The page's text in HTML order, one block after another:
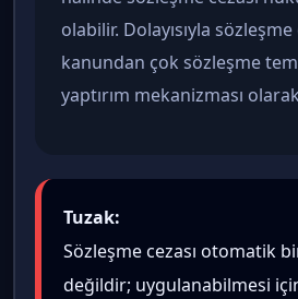
olabilir. Dolayısıyla sözleşme
kanundan çok sözleşme
yaptırım mekanizması
Tuzak:
Sözleşme cezası otomatik
değildir; uygulanabilmesi